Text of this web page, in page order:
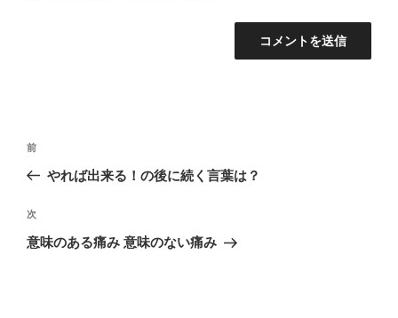
投
ビ
ゲ
前
の
稿
前
やれば出来る！の後に続く言葉は？
次
の
次
意味のある痛み 意味のない痛み